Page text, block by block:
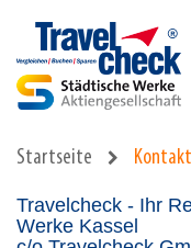
Startseite Kontakt
Travelcheck - Ihr
Werke Kassel